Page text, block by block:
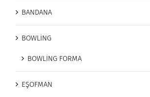
BANDANA
BOWLİNG
BOWLİNG FORMA
EŞOFMAN